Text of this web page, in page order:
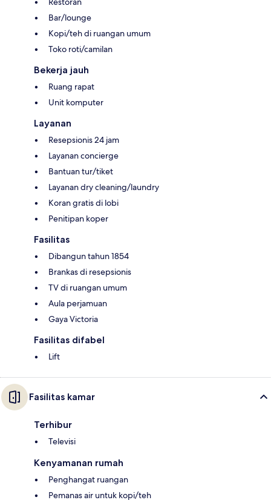
Bar/lounge
Kopi/teh di ruangan umum
Toko roti/camilan
Bekerja jauh
Ruang rapat
Unit komputer
Layanan
Resepsionis 24 jam
Layanan concierge
Bantuan tur/tiket
Layanan dry cleaning/laundry
Koran gratis di lobi
Penitipan koper
Fasilitas
Dibangun tahun 1854
Brankas di resepsionis
TV di ruangan umum
Aula perjamuan
Gaya Victoria
Fasilitas difabel
Lift
Fasilitas kamar
Terhibur
Televisi
Kenyamanan rumah
Penghangat ruangan
Pemanas air untuk kopi/teh